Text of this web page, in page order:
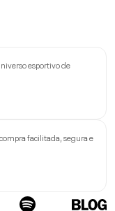
esportivo de
facilitada, segura e